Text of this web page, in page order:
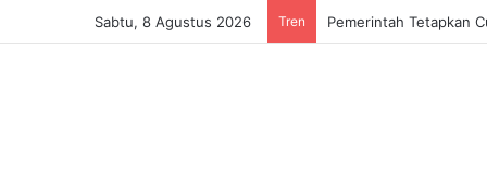
Sabtu, 8 Agustus 2026 Tren Pemerintah Tetapkan